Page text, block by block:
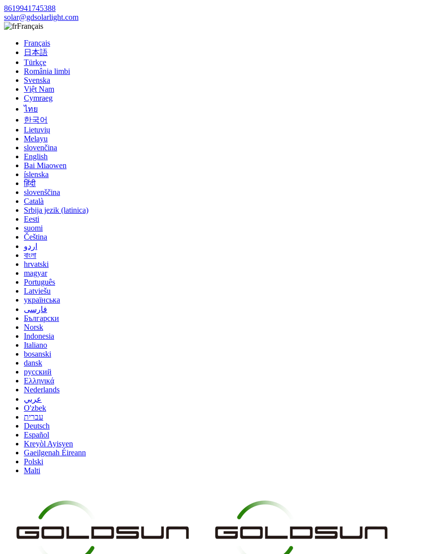
8619941745388
solar@gdsolarlight.com
Français
Français
日本語
Türkçe
România limbi
Svenska
Việt Nam
Cymraeg
ไทย
한국어
Lietuvių
Melayu
slovenčina
English
Bai Miaowen
íslenska
हिंदी
slovenščina
Català
Srbija jezik (latinica)
Eesti
suomi
Čeština
اردو
বাংলা
hrvatski
magyar
Português
Latviešu
українська
فارسی
Български
Norsk
Indonesia
Italiano
bosanski
dansk
русский
Ελληνικά
Nederlands
عربي
O'zbek
עברית
Deutsch
Español
Kreyòl Ayisyen
Gaeilgenah Éireann
Polski
Malti